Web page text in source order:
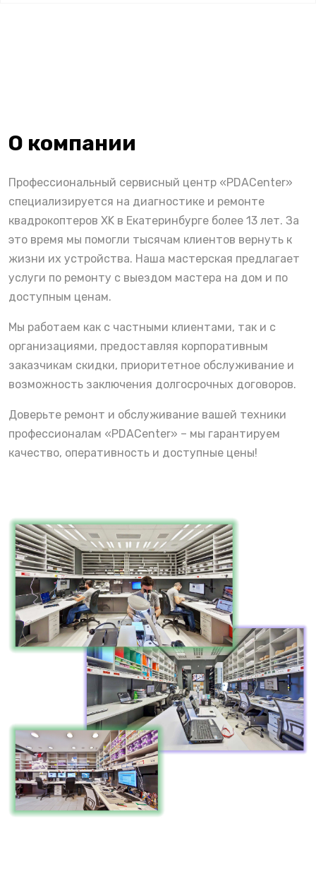
О компании
Профессиональный сервисный центр «PDACenter»
специализируется на диагностике и ремонте
квадрокоптеров XK в Екатеринбурге более 13 лет. За
это время мы помогли тысячам клиентов вернуть к
жизни их устройства. Наша мастерская предлагает
услуги по ремонту с выездом мастера на дом и по
доступным ценам.
Мы работаем как с частными клиентами, так и с
организациями, предоставляя корпоративным
заказчикам скидки, приоритетное обслуживание и
возможность заключения долгосрочных договоров.
Доверьте ремонт и обслуживание вашей техники
профессионалам «PDACenter» – мы гарантируем
качество, оперативность и доступные цены!